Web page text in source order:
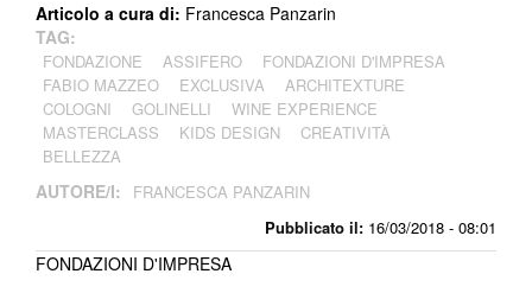
Pubblicato il: 16/03/2018 - 08:01
Articolo a cura di: Francesca Panzarin
TAG:
FONDAZIONE ASSIFERO
FONDAZIONI D'IMPRESA
FABIO MAZZEO
EXCLUSIVA
ARCHITEXTURE
COLOGNI
GOLINELLI
WINE EXPERIENCE
MASTERCLASS
KIDS DESIGN
CREATIVITÀ
BELLEZZA
AUTORE/I: FRANCESCA PANZARIN
FONDAZIONI D'IMPRESA